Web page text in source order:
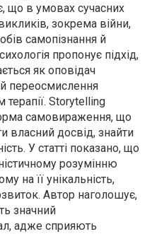
що в умовах сучасних
зокрема війни,
самопізнання й
пропонує підхід,
як оповідач
переосмислення
терапії. Storytelling
самовираження, що
власний досвід, знайти
У статті показано, що
розумінню
на її унікальність,
Автор наголошує,
значний
адже сприяють